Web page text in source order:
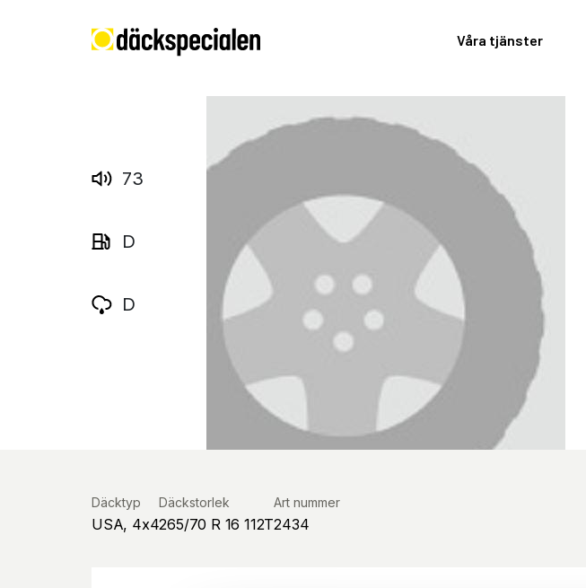
Våra tjänster
73
D
D
Däcktyp
USA, 4x4
Däckstorlek
265/70 R 16 112T
Art nummer
2434